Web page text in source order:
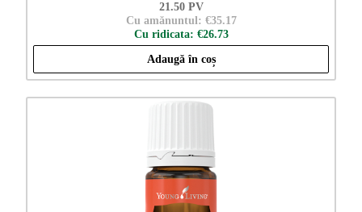
21.50 PV
Cu amănuntul: €35.17
Cu ridicata: €26.73
Adaugă în coș